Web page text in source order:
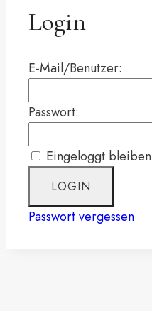
Login
E-Mail/Benutzer:
Passwort:
Eingeloggt bleiben
Passwort vergessen